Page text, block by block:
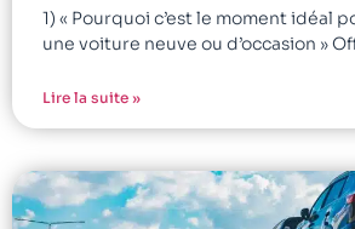
1) « Pourquoi c’est le moment idéal
une voiture neuve ou d’occasion »
Lire la suite »